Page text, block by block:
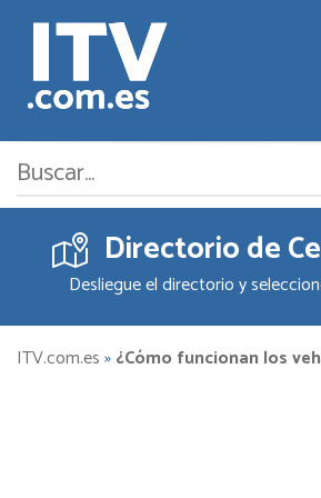
Cita ITV
Cambiar o Anular Cita
Empresas ITV
Directorio de
Desliegue el directorio y
ITV.com.es»¿Cómo funcionan los